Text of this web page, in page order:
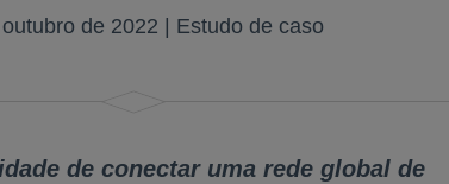
de 2022 | Estudo de caso
de conectar uma rede global de